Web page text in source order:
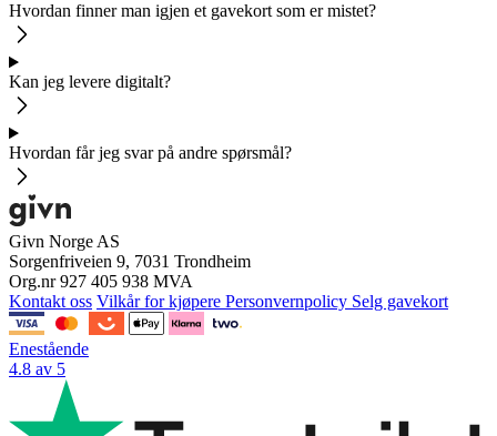
Hvordan finner man igjen et gavekort som er mistet?
Kan jeg levere digitalt?
Hvordan får jeg svar på andre spørsmål?
Givn Norge AS
Sorgenfriveien 9, 7031 Trondheim
Org.nr 927 405 938 MVA
Kontakt oss Vilkår for kjøpere Personvernpolicy Selg gavekort
Enestående
4.8 av 5